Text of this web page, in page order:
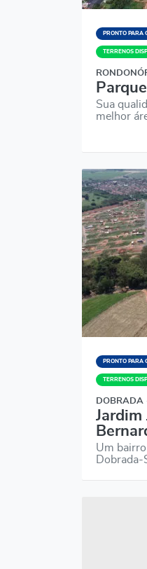
PRONTO PARA
TERRENOS
Sua
melhor
PRONTO PARA
TERRENOS
DOBRADA
Jardim
Um
Dobrada-